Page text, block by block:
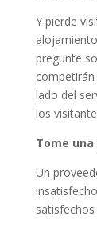
Y pierde
pregunte
lado del
los
Tome
Un